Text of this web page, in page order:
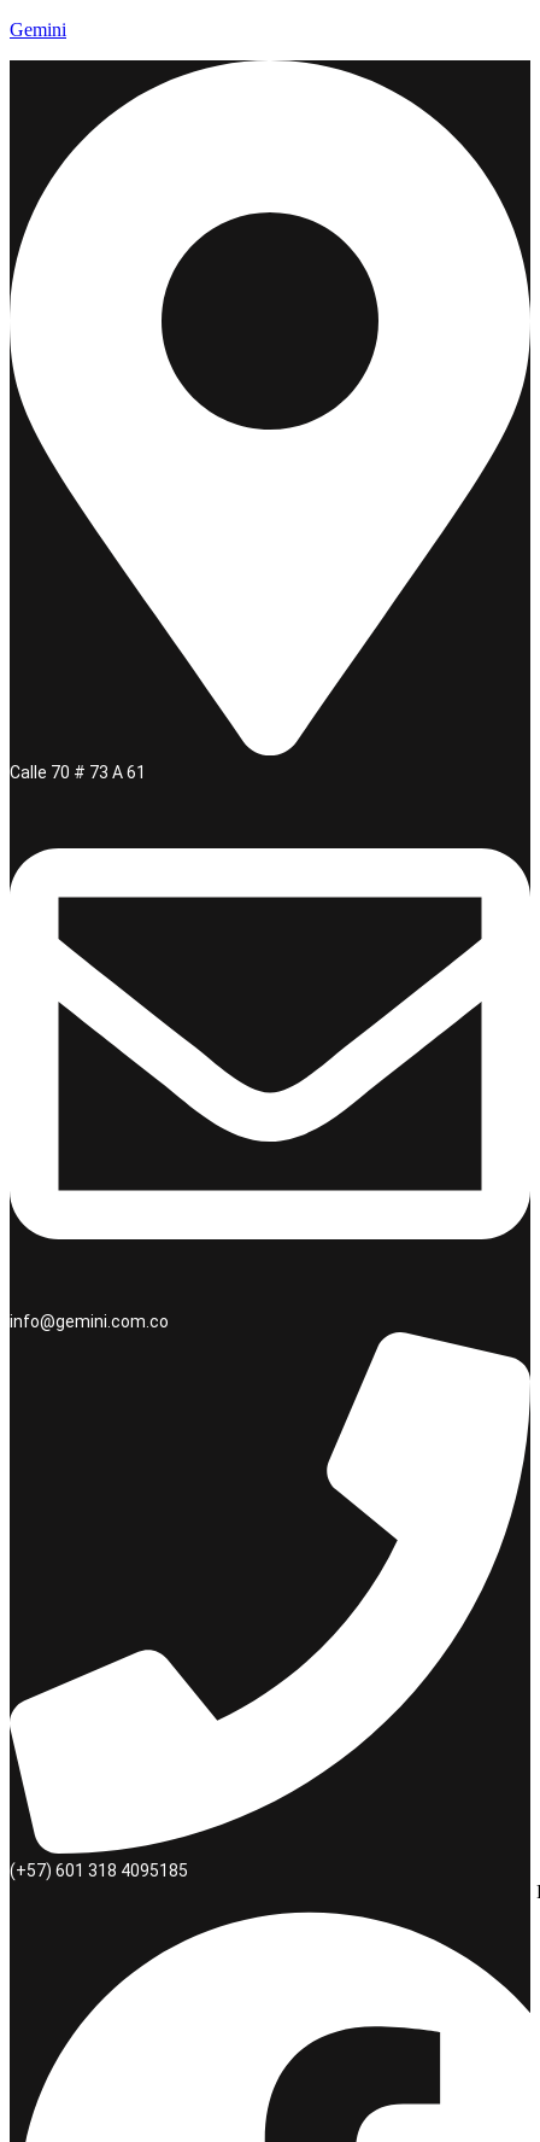
Gemini
Calle 70 # 73 A 61
info@gemini.com.co
(+57) 601 318 4095185